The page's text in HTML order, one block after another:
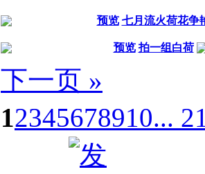
预览 七月流火荷花争
预览 拍一组白荷
下一页 »
12345678910...